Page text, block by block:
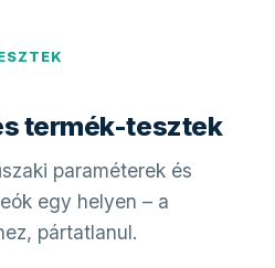
termék-tesztek
paraméterek és
egy helyen – a
pártatlanul.